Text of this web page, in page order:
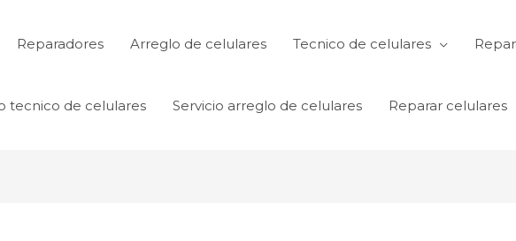
Reparadores Arreglo de celulares Tecnico de celulares
tecnico de celulares Servicio arreglo de celulares Reparar celulares